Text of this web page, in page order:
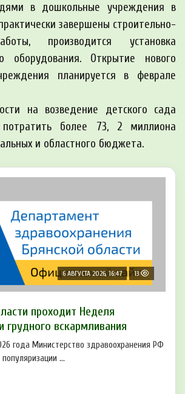
в дошкольные учреждения в
завершены строительно-
производится установка
оборудования. Открытие нового
планируется в феврале
на возведение детского сада
потратить более 73, 2 миллиона
и областного бюджета.
6 АВГУСТА 2026, 16:47 13
проходит Неделя
грудного вскармливания
года Министерство здравоохранения РФ
...